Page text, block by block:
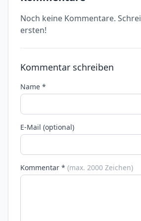
Noch keine Kommentare.
ersten!
Kommentar schreiben
Name *
E-Mail (optional)
Kommentar * (max. 2000 Zeichen)